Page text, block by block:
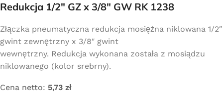
Redukcja 1/2″ GZ x 3/8″ GW RK 1238
Złączka pneumatyczna redukcja mosiężna niklowana 1/2″
gwint zewnętrzny x 3/8″ gwint
wewnętrzny. Redukcja wykonana została z mosiądzu
niklowanego (kolor srebrny).
Cena netto: 5,73 zł